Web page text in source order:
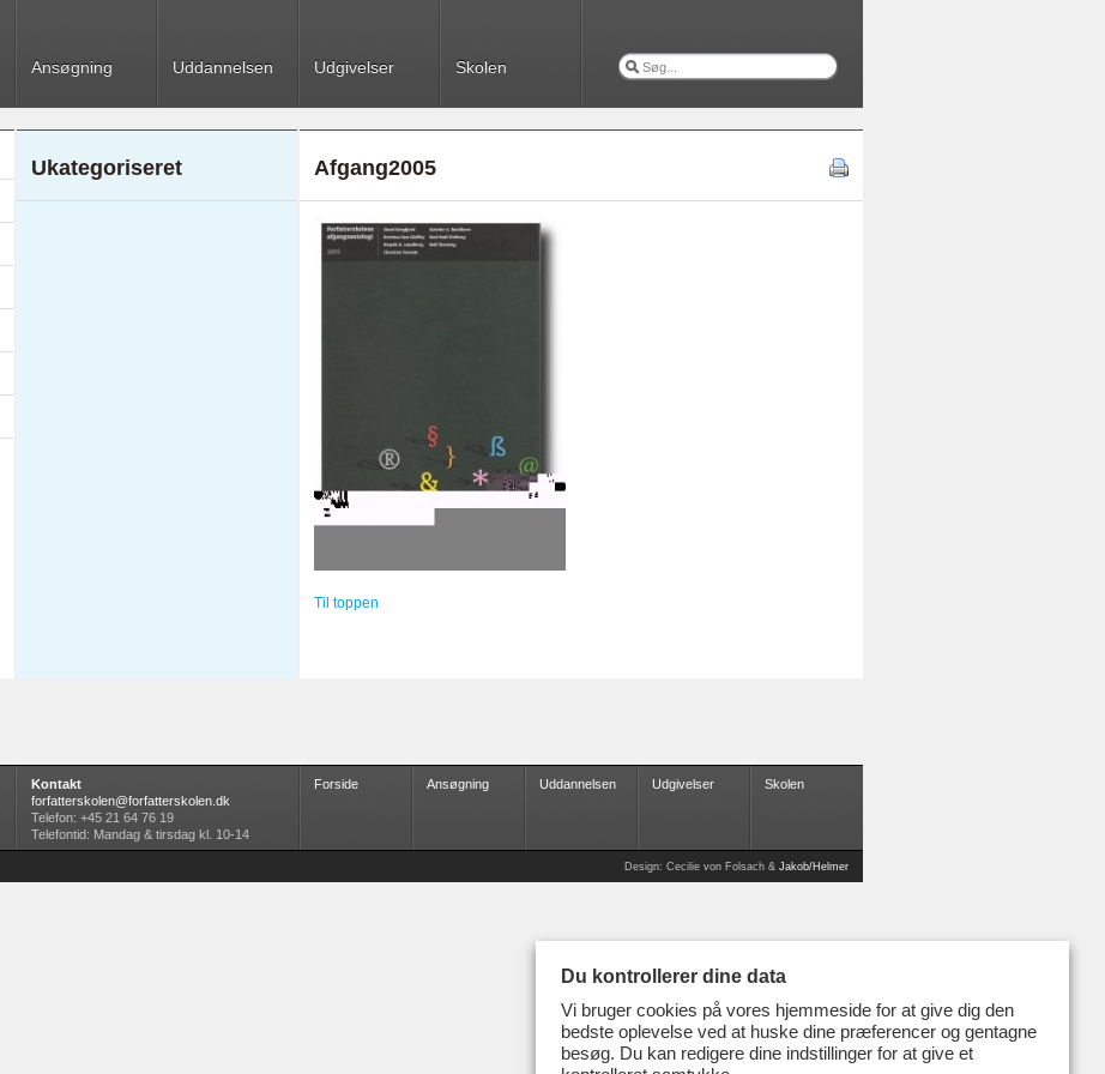
Ansøgning Uddannelsen Udgivelser Skolen
Ukategoriseret Afgang2005
Til toppen
Kontakt
forfatterskolen@forfatterskolen.dk
Telefon: +45 21 64 76 19
Telefontid: Mandag & tirsdag kl. 10-14
Forside Ansøgning Uddannelsen Udgivelser Skolen
Design: Cecilie von Folsach & Jakob/Helmer
Du kontrollerer dine data
Vi bruger cookies på vores hjemmeside for at give dig den
bedste oplevelse ved at huske dine præferencer og gentagne
besøg. Du kan redigere dine indstillinger for at give et